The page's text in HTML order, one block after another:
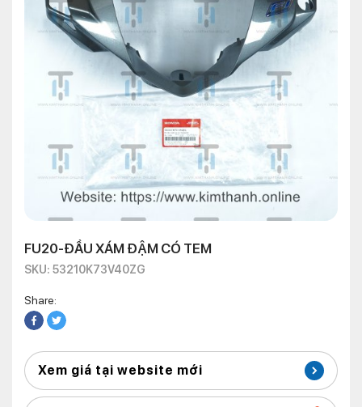
FU20-ĐẦU XÁM ĐẬM CÓ TEM
SKU: 53210K73V40ZG
Share:
Xem giá tại website mới